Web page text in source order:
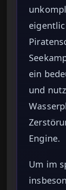
ein
und
Engine.
Um im